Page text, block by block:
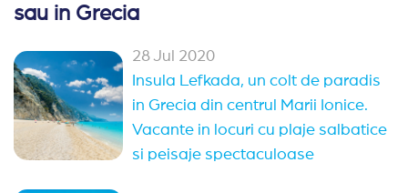
sau in Grecia
28 Jul 2020
Insula Lefkada, un colt de paradis
in Grecia din centrul Marii Ionice.
Vacante in locuri cu plaje salbatice
si peisaje spectaculoase